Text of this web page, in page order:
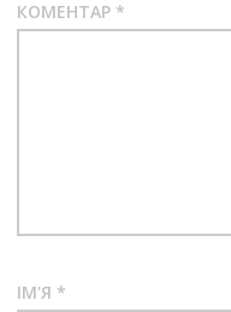
КОМЕНТАР *
ІМ'Я *